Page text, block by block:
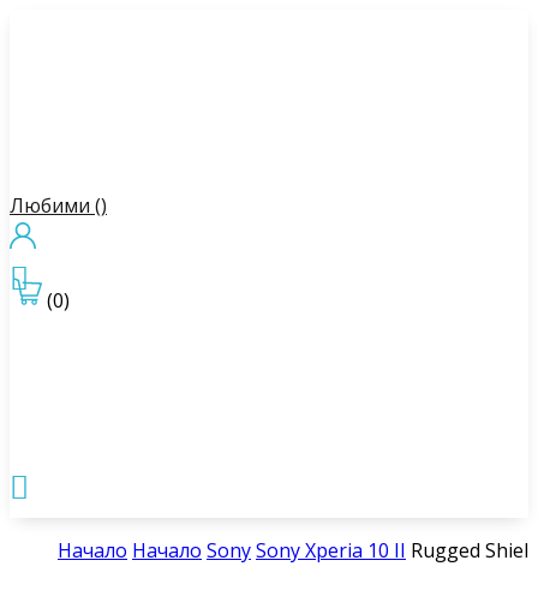
Любими ()
(0)


Начало Начало SonySony Xperia 10 II Rugged